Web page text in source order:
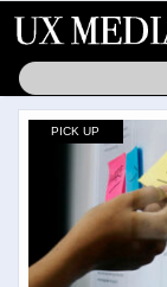
PICK UP